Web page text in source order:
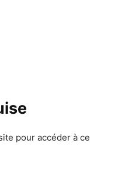
pour accéder à ce